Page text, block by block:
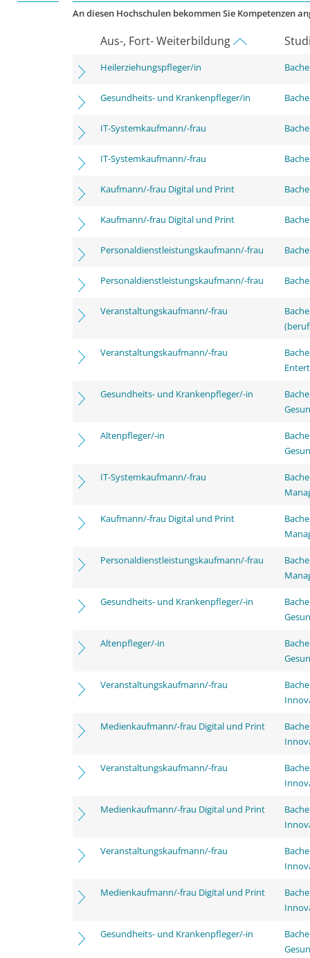
An diesen Hochschulen bekommen Sie Kompetenzen
Aus-, Fort- Weiterbildung
Heilerziehungspfleger/in
Gesundheits- und Krankenpfleger/in
IT-Systemkaufmann/-frau
IT-Systemkaufmann/-frau
Kaufmann/-frau Digital und Print
Kaufmann/-frau Digital und Print
Personaldienstleistungskaufmann/-frau
Personaldienstleistungskaufmann/-frau
Veranstaltungskaufmann/-frau
Veranstaltungskaufmann/-frau
Gesundheits- und Krankenpfleger/-in
Altenpfleger/-in
IT-Systemkaufmann/-frau
Kaufmann/-frau Digital und Print
Personaldienstleistungskaufmann/-frau
Gesundheits- und Krankenpfleger/-in
Altenpfleger/-in
Veranstaltungskaufmann/-frau
Medienkaufmann/-frau Digital und Print
Veranstaltungskaufmann/-frau
Medienkaufmann/-frau Digital und Print
Veranstaltungskaufmann/-frau
Medienkaufmann/-frau Digital und Print
Gesundheits- und Krankenpfleger/-in